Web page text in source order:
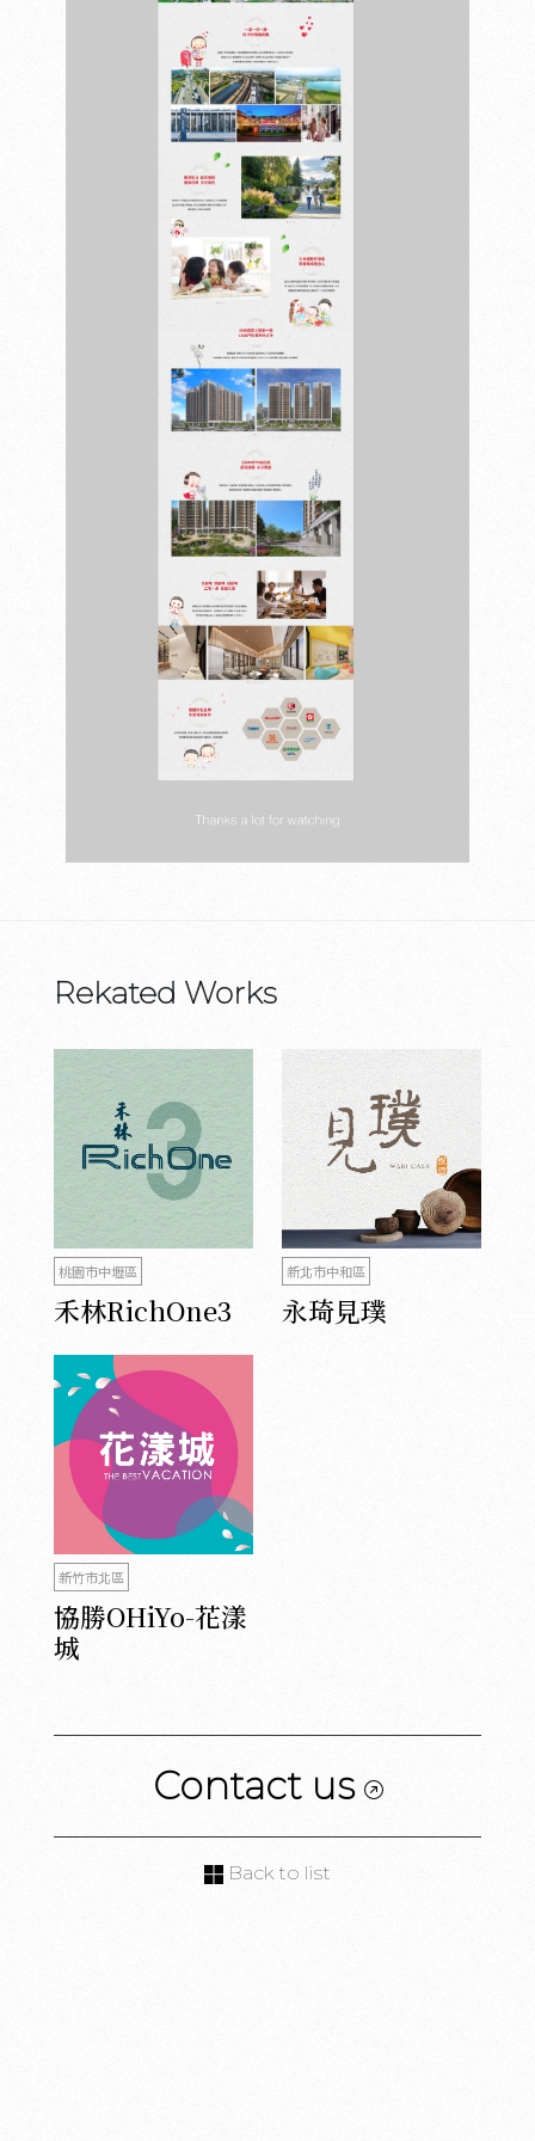
Rekated Works
桃園市中壢區
禾林RichOne3
新北市中和區
永琦見璞
新竹市北區
協勝OHiYo-花漾
城
Contact us
Back to list